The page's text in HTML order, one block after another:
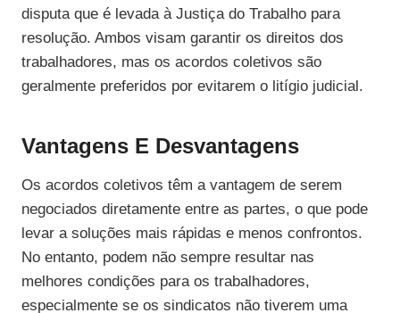
disputa que é levada à Justiça do Trabalho para
resolução. Ambos visam garantir os direitos dos
trabalhadores, mas os acordos coletivos são
geralmente preferidos por evitarem o litígio judicial.
Vantagens E Desvantagens
Os acordos coletivos têm a vantagem de serem
negociados diretamente entre as partes, o que pode
levar a soluções mais rápidas e menos confrontos.
No entanto, podem não sempre resultar nas
melhores condições para os trabalhadores,
especialmente se os sindicatos não tiverem uma